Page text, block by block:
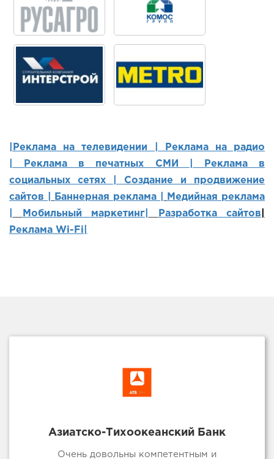
|Реклама на телевидении |
Реклама на радио
Реклама в печатных СМИ |
Реклама в
социальных сетях | Создание и продвижение
сайтов
Баннерная реклама |
Медийная реклама
Мобильный маркетинг Разработка сайтов
Реклама Wi-Fi|
Азиатско-Тихоокеанский Банк
Очень довольны компетентным и